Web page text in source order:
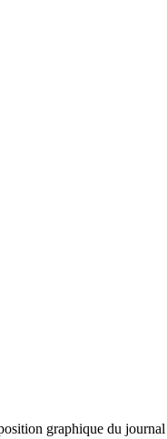
graphique du journal